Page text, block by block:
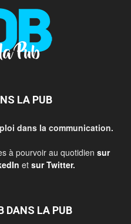
LA PUB
dans la communication.
à pourvoir au quotidien sur
et sur Twitter.
DANS LA PUB